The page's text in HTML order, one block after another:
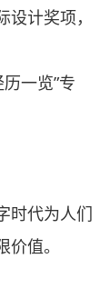
计奖项，
一览”专
时代为人们
值。